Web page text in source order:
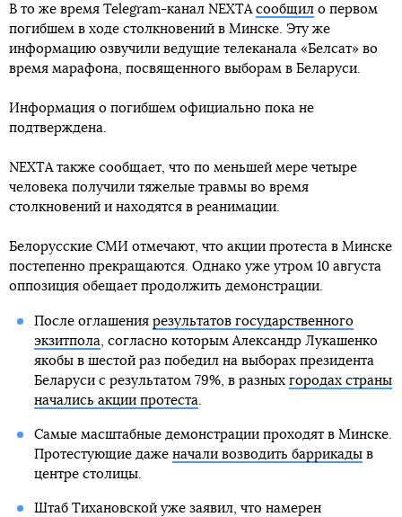
В то же время Telegram-канал NEXTA сообщил о первом
погибшем в ходе столкновений в Минске. Эту же
информацию озвучили ведущие телеканала «Белсат» во
время марафона, посвященного выборам в Беларуси.
Информация о погибшем официально пока не
подтверждена.
NEXTA также сообщает, что по меньшей мере четыре
человека получили тяжелые травмы во время
столкновений и находятся в реанимации.
Белорусские СМИ отмечают, что акции протеста в Минске
постепенно прекращаются. Однако уже утром 10 августа
оппозиция обещает продолжить демонстрации.
После оглашения результатов государственного
экзитпола, согласно которым Александр Лукашенко
якобы в шестой раз победил на выборах президента
Беларуси с результатом 79%, в разных городах страны
начались акции протеста.
Самые масштабные демонстрации проходят в Минске.
Протестующие даже начали возводить баррикадыв
центре столицы.
Штаб Тихановской уже заявил, что намерен